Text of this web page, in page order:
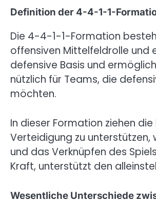
Definition der 4-4-1-1-
Die 4-4-1-1-Formation
offensiven Mittelfeldrolle und
defensive Basis und
nützlich für Teams, die
möchten.
In dieser Formation ziehen
Verteidigung zu
und das Verknüpfen des
Kraft, unterstützt den
Wesentliche Unterschiede